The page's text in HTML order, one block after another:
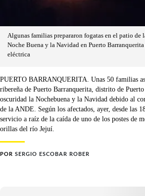
Algunas familias prepararon fogatas en el patio de
Noche Buena y la Navidad en Puerto
eléctrica
PUERTO BARRANQUERITA. Unas 50 familias
ribereña de Puerto Barranquerita, distrito de
oscuridad la Nochebuena y la Navidad debido al
de la ANDE. Según los afectados, ayer, desde las
servicio a raíz de la caída de uno de los postes de
orillas del río Jejuí.
POR SERGIO ESCOBAR ROBER